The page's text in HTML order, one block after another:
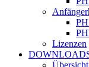
Lizenzen